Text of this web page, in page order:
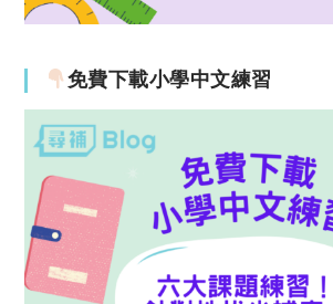
免費下載小學中文練習